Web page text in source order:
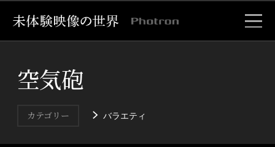
空気砲
カテゴリー バラエティ